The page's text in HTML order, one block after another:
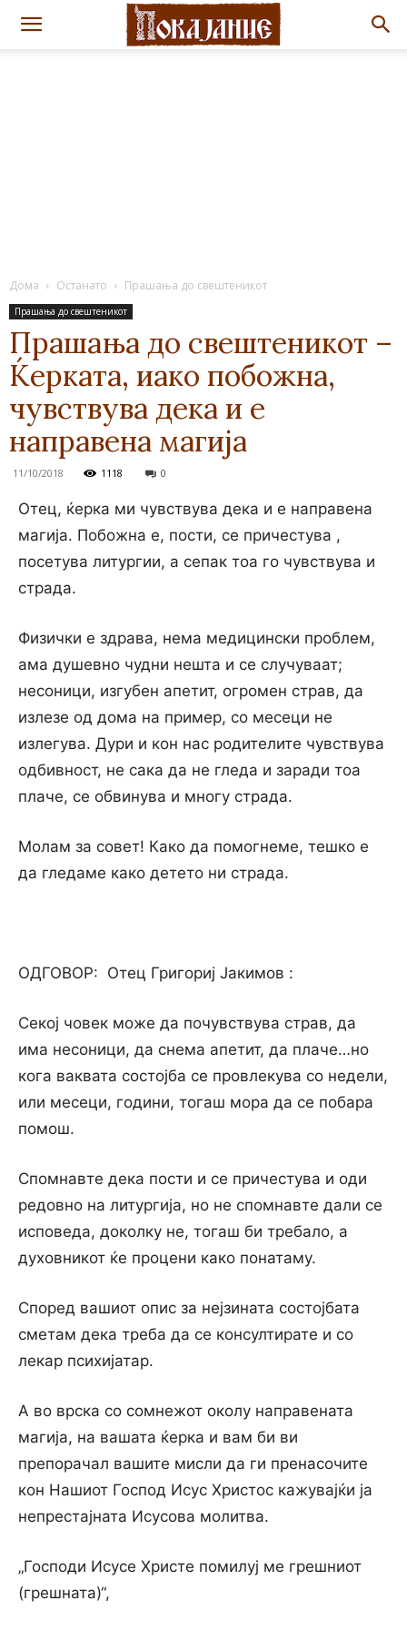
Дома Останато Прашања до свештеникот
Прашања до свештеникот
Прашања до свештеникот –
Ќерката, иако побожна,
чувствува дека и е
направена магија
11/10/2018 1118 0
Отец, ќерка ми чувствува дека и е направена
магија. Побожна е, пости, се причестува ,
посетува литургии, а сепак тоа го чувствува и
страда.
Физички е здрава, нема медицински проблем,
ама душевно чудни нешта и се случуваат;
несоници, изгубен апетит, огромен страв, да
излезе од дома на пример, со месеци не
излегува. Дури и кон нас родителите чувствува
одбивност, не сака да не гледа и заради тоа
плаче, се обвинува и многу страда.
Молам за совет! Како да помогнеме, тешко е
да гледаме како детето ни страда.
ОДГОВОР: Отец Григориј Јакимов :
Секој човек може да почувствува страв, да
има несоници, да снема апетит, да плаче…но
кога ваквата состојба се провлекува со недели,
или месеци, години, тогаш мора да се побара
помош.
Спомнавте дека пости и се причестува и оди
редовно на литургија, но не спомнавте дали се
исповеда, доколку не, тогаш би требало, а
духовникот ќе процени како понатаму.
Според вашиот опис за нејзината состојбата
сметам дека треба да се консултирате и со
лекар психијатар.
А во врска со сомнежот околу направената
магија, на вашата ќерка и вам би ви
препорачал вашите мисли да ги пренасочите
кон Нашиот Господ Исус Христос кажувајќи ја
непрестајната Исусова молитва.
„Господи Исусе Христе помилуј ме грешниот
(грешната)“,